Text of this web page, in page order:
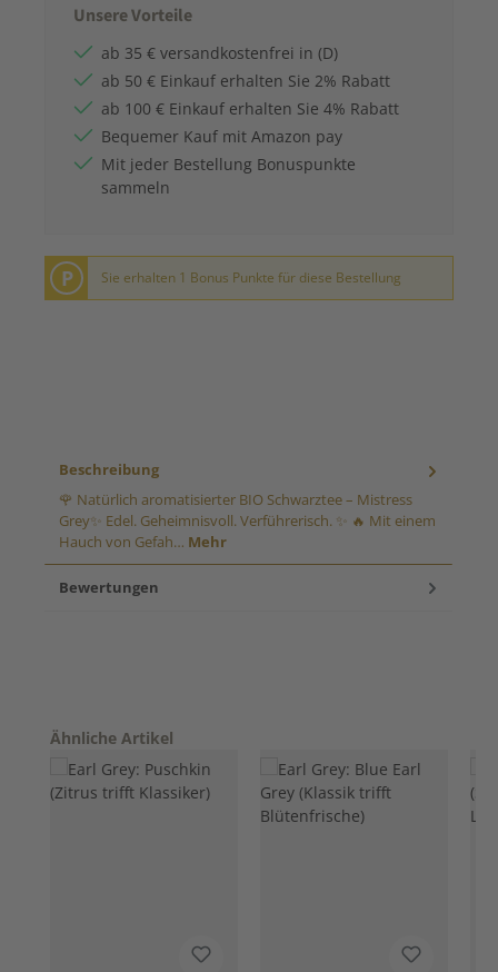
Unsere Vorteile
ab 35 € versandkostenfrei in (D)
ab 50 € Einkauf erhalten Sie 2% Rabatt
ab 100 € Einkauf erhalten Sie 4% Rabatt
Bequemer Kauf mit Amazon pay
Mit jeder Bestellung Bonuspunkte
sammeln
P Sie erhalten 1 Bonus Punkte für diese Bestellung
Beschreibung
🌹 Natürlich aromatisierter BIO Schwarztee – Mistress
Grey✨ Edel. Geheimnisvoll. Verführerisch. ✨ 🔥 Mit einem
Hauch von Gefah… Mehr
Bewertungen
Produktgalerie überspringen
Ähnliche Artikel